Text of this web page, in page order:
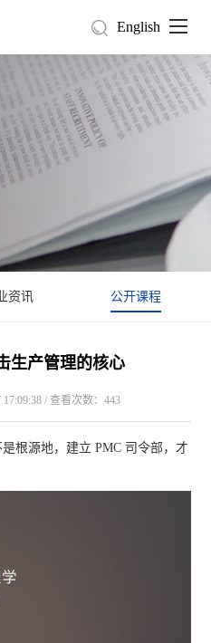
English
资讯 公开课程
生产管理的核心
/ 查看次数：443
根源地，建立 PMC 司令部，才